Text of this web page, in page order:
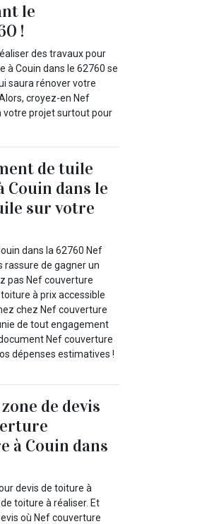
le
!
des travaux pour
à Couin dans le 62760 se
saura rénover votre
croyez-en Nef
votre projet surtout pour
de tuile
dans le
sur votre
dans la 62760 Nef
rassure de gagner un
pas Nef couverture
à prix accessible
chez Nef couverture
de tout engagement
Nef couverture
dépenses estimatives !
de devis
à Couin dans
devis de toiture à
toiture à réaliser. Et
où Nef couverture